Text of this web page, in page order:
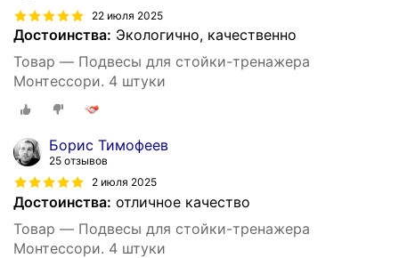
22 июля 2025
Достоинства: Экологично, качественно
Товар — Подвесы для стойки-тренажера
Монтессори. 4 штуки
Борис Тимофеев
25 отзывов
2 июля 2025
Достоинства: отличное качество
Товар — Подвесы для стойки-тренажера
Монтессори. 4 штуки